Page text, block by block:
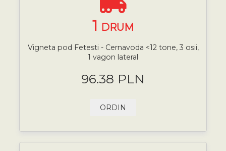
1 DRUM
Vigneta pod Fetesti - Cernavoda <12 tone, 3 osii,
1 vagon lateral
96.38 PLN
ORDIN